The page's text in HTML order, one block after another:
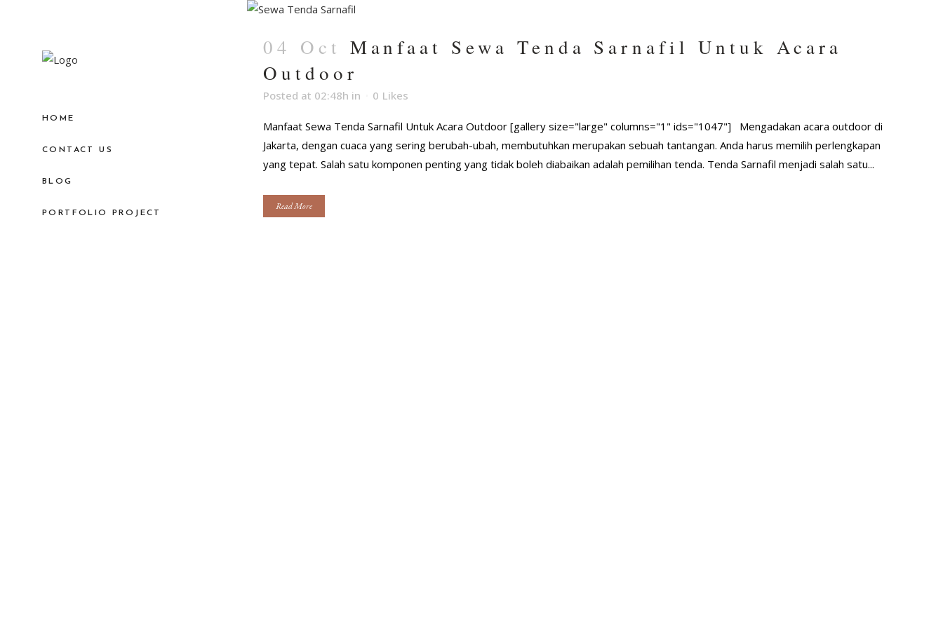
HOME
CONTACT US
BLOG
PORTFOLIO PROJECT
04 Oct Manfaat Sewa Tenda Sarnafil Untuk Acara
Outdoor
Posted at 02:48h in 0 Likes
Manfaat Sewa Tenda Sarnafil Untuk Acara Outdoor [gallery size="large" columns="1" ids="1047"] Mengadakan acara outdoor di
Jakarta, dengan cuaca yang sering berubah-ubah, membutuhkan merupakan sebuah tantangan. Anda harus memilih perlengkapan
yang tepat. Salah satu komponen penting yang tidak boleh diabaikan adalah pemilihan tenda. Tenda Sarnafil menjadi salah satu...
Read More